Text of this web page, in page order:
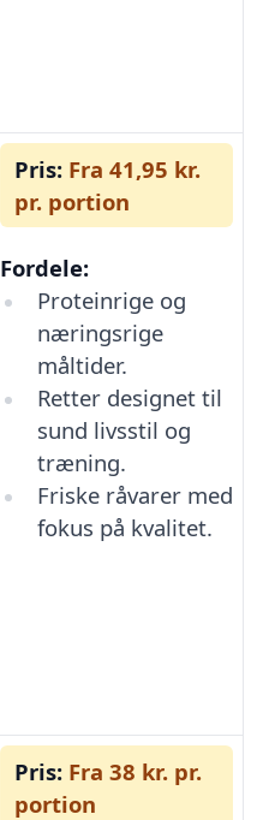
Pris: Fra 41,95 kr.
pr. portion
Fordele:
Proteinrige og
næringsrige
måltider.
Retter designet til
sund livsstil og
træning.
Friske råvarer med
fokus på kvalitet.
Pris: Fra 38 kr. pr.
portion